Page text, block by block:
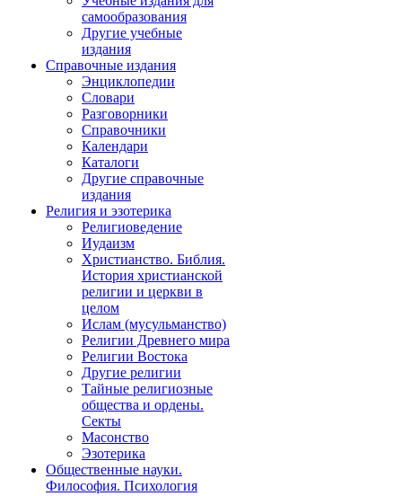
самообразования
Другие учебные
издания
Справочные издания
Энциклопедии
Словари
Разговорники
Справочники
Календари
Каталоги
Другие справочные
издания
Религия и эзотерика
Религиоведение
Иудаизм
Христианство. Библия.
История христианской
религии и церкви в
целом
Ислам (мусульманство)
Религии Древнего мира
Религии Востока
Другие религии
Тайные религиозные
общества и ордены.
Секты
Масонство
Эзотерика
Общественные науки.
Философия. Психология